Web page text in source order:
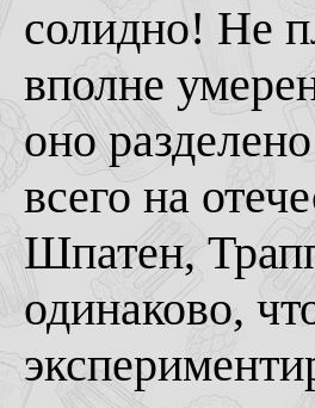
солидно! Не
вполне
оно
всего на
Шпатен,
одинаково,